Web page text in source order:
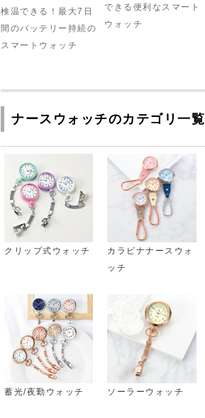
検温できる！最大7日
間のバッテリー持続の
スマートウォッチ
できる便利なスマート
ウォッチ
ナースウォッチのカテゴリ一覧
クリップ式ウォッチ
カラビナナースウォ
ッチ
蓄光/夜勤ウォッチ ソーラーウォッチ